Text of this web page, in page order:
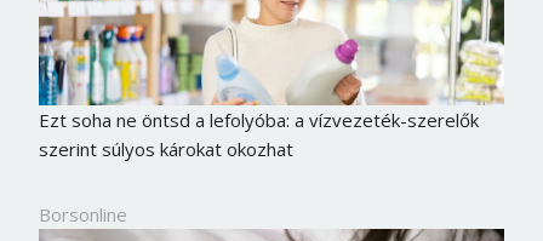
Ezt soha ne öntsd a lefolyóba: a vízvezeték-szerelők
szerint súlyos károkat okozhat
Borsonline